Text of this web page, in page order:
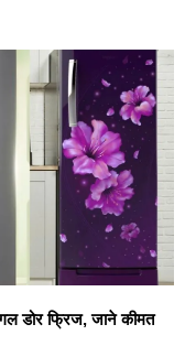
डोर फ्रिज, जाने कीमत